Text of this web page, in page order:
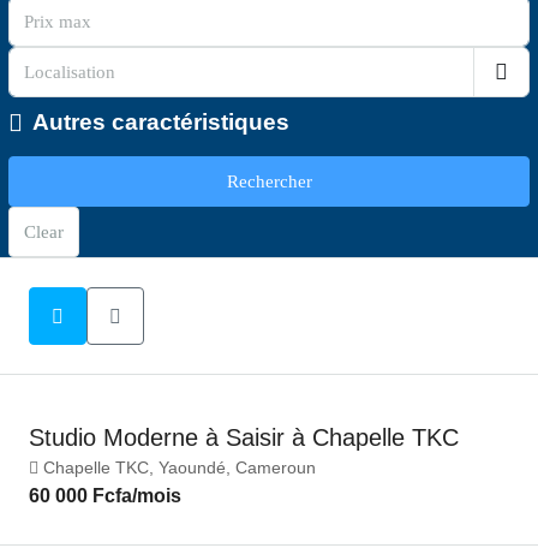
Autres caractéristiques
Rechercher
Clear
Studio Moderne à Saisir à Chapelle TKC
Chapelle TKC, Yaoundé, Cameroun
60 000 Fcfa/mois